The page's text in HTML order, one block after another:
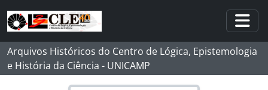
Skip to main content
Arquivos Históricos do Centro de Lógica, Epistemologia
e História da Ciência - UNICAMP